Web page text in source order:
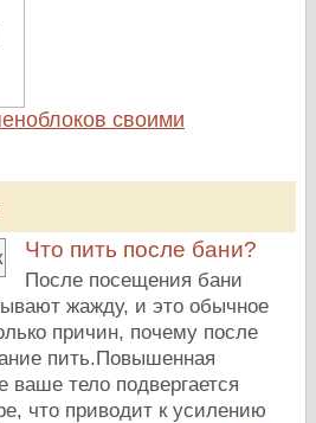
своими
Что пить после бани?
После посещения бани
жажду, и это обычное
причин, почему после
пить.Повышенная
ваше тело подвергается
что приводит к усилению